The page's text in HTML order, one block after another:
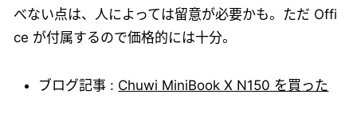
べない点は、人によっては留意が必要かも。ただ Offi
ce が付属するので価格的には十分。
ブログ記事 : Chuwi MiniBook X N150 を買った